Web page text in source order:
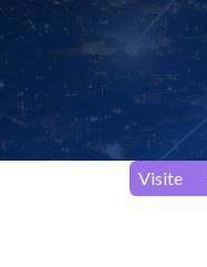
Visite